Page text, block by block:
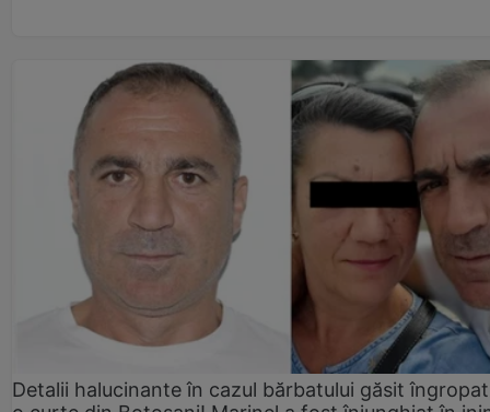
Detalii halucinante în cazul bărbatului găsit